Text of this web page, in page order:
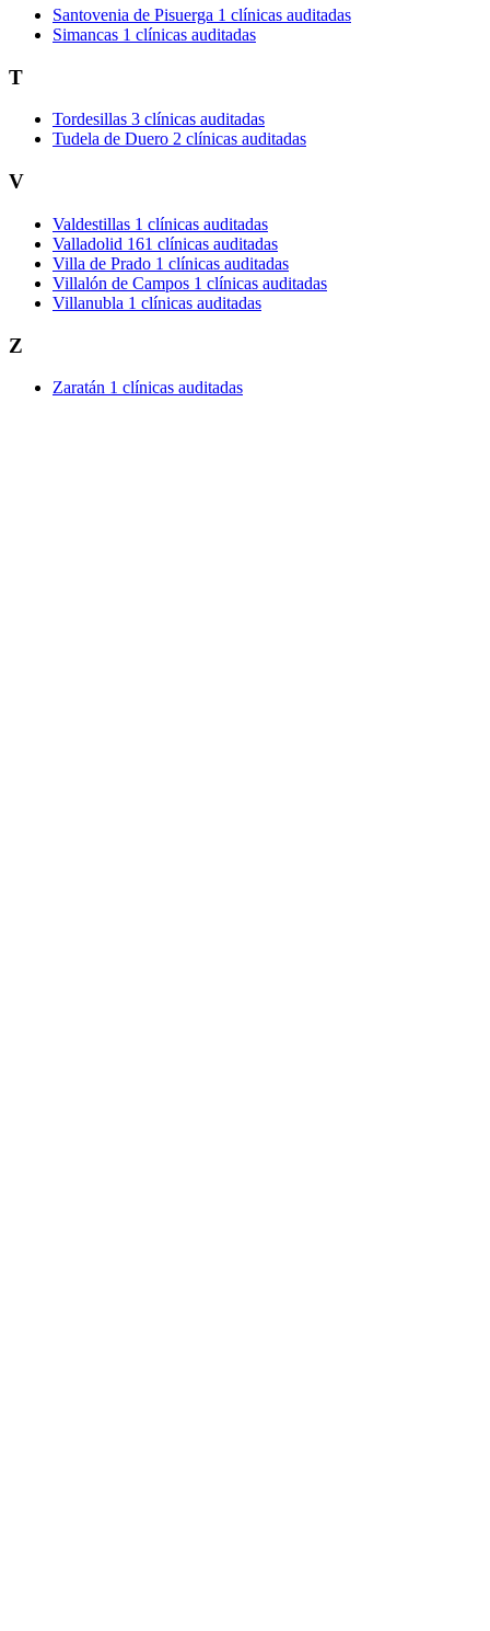
Santovenia de Pisuerga 1 clínicas auditadas
Simancas 1 clínicas auditadas
T
Tordesillas 3 clínicas auditadas
Tudela de Duero 2 clínicas auditadas
V
Valdestillas 1 clínicas auditadas
Valladolid 161 clínicas auditadas
Villa de Prado 1 clínicas auditadas
Villalón de Campos 1 clínicas auditadas
Villanubla 1 clínicas auditadas
Z
Zaratán 1 clínicas auditadas